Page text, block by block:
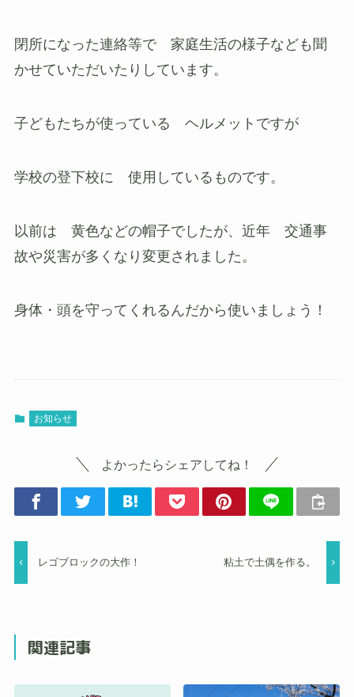
閉所になった連絡等で 家庭生活の様子なども聞
かせていただいたりしています。
子どもたちが使っている ヘルメットですが
学校の登下校に 使用しているものです。
以前は 黄色などの帽子でしたが、近年 交通事
故や災害が多くなり変更されました。
身体・頭を守ってくれるんだから使いましょう！
お知らせ
よかったらシェアしてね！
レゴブロックの大作！ 粘土で土偶を作る。
関連記事